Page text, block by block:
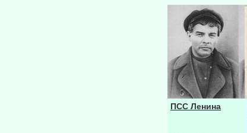
ПСС Ленина